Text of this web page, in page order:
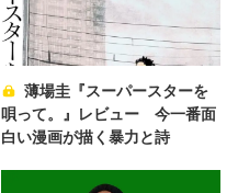
薄場圭『スーパースターを
唄って。』レビュー 今一番面
白い漫画が描く暴力と詩